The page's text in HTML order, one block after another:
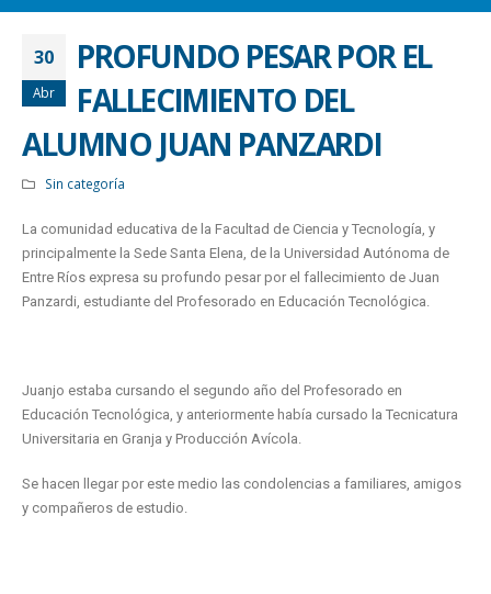
30
Abr
PROFUNDO PESAR POR EL
FALLECIMIENTO DEL
ALUMNO JUAN PANZARDI
Sin categoría
La comunidad educativa de la Facultad de Ciencia y Tecnología, y
principalmente la Sede Santa Elena, de la Universidad Autónoma de
Entre Ríos expresa su profundo pesar por el fallecimiento de Juan
Panzardi, estudiante del Profesorado en Educación Tecnológica.
Juanjo estaba cursando el segundo año del Profesorado en
Educación Tecnológica, y anteriormente había cursado la Tecnicatura
Universitaria en Granja y Producción Avícola.
Se hacen llegar por este medio las condolencias a familiares, amigos
y compañeros de estudio.